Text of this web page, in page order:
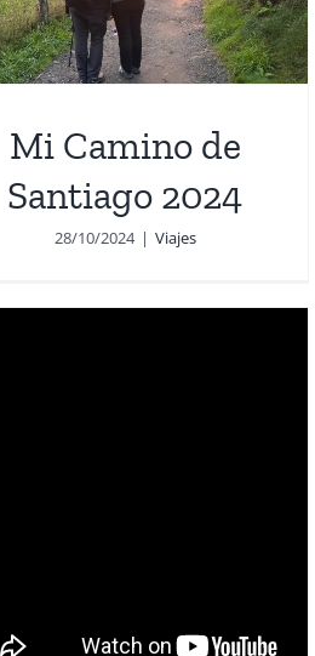
Mi Camino de
Santiago 2024
28/10/2024 | Viajes
Viajes